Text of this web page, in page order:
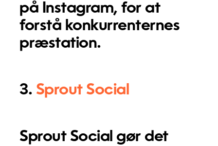
på Instagram, for at
forstå konkurrenternes
præstation.
3. Sprout Social
Sprout Social gør det